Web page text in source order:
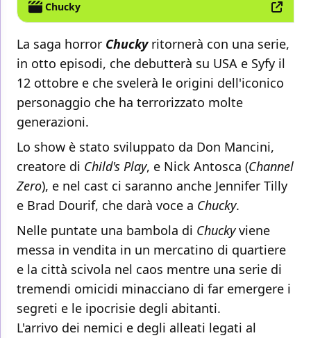
Chucky
La saga horror Chuckyritornerà con una serie,
in otto episodi, che debutterà su USA e Syfy il
12 ottobre e che svelerà le origini dell'iconico
personaggio che ha terrorizzato molte
generazioni.
Lo show è stato sviluppato da Don Mancini,
creatore di Child's Play, e Nick Antosca (Channel
Zero), e nel cast ci saranno anche Jennifer Tilly
e Brad Dourif, che darà voce a Chucky.
Nelle puntate una bambola di Chuckyviene
messa in vendita in un mercatino di quartiere
e la città scivola nel caos mentre una serie di
tremendi omicidi minacciano di far emergere i
segreti e le ipocrisie degli abitanti.
L'arrivo dei nemici e degli alleati legati al